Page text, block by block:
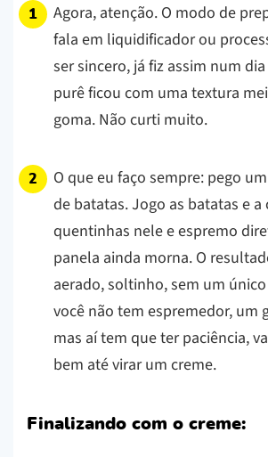
Agora, atenção. O modo de
fala em liquidificador ou
ser sincero, já fiz assim num
purê ficou com uma textura
goma. Não curti muito.
O que eu faço sempre: pego
de batatas. Jogo as batatas e a
quentinhas nele e espremo
panela ainda morna. O
aerado, soltinho, sem um
você não tem espremedor, um
mas aí tem que ter paciência,
bem até virar um creme.
Finalizando com o creme: